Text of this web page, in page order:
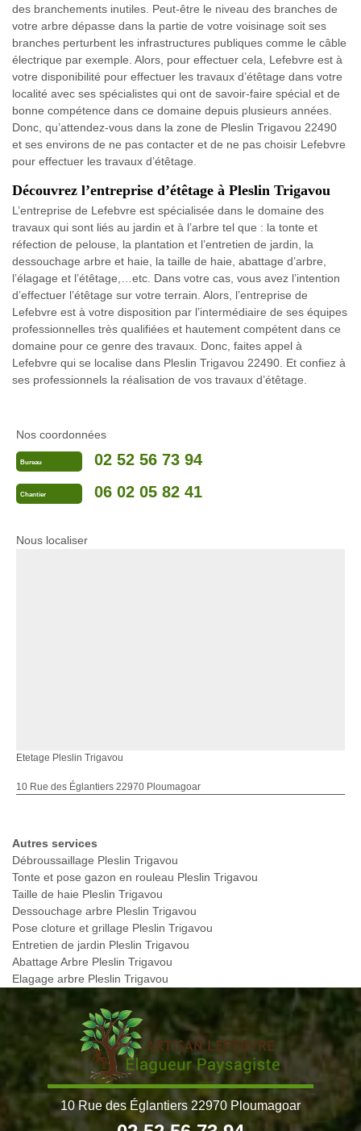
des branchements inutiles. Peut-être le niveau des branches de
votre arbre dépasse dans la partie de votre voisinage soit ses
branches perturbent les infrastructures publiques comme le câble
électrique par exemple. Alors, pour effectuer cela, Lefebvre est à
votre disponibilité pour effectuer les travaux d’étêtage dans votre
localité avec ses spécialistes qui ont de savoir-faire spécial et de
bonne compétence dans ce domaine depuis plusieurs années.
Donc, qu’attendez-vous dans la zone de Pleslin Trigavou 22490
et ses environs de ne pas contacter et de ne pas choisir Lefebvre
pour effectuer les travaux d’étêtage.
Découvrez l’entreprise d’étêtage à Pleslin Trigavou
L’entreprise de Lefebvre est spécialisée dans le domaine des
travaux qui sont liés au jardin et à l’arbre tel que : la tonte et
réfection de pelouse, la plantation et l’entretien de jardin, la
dessouchage arbre et haie, la taille de haie, abattage d’arbre,
l’élagage et l’étêtage,…etc. Dans votre cas, vous avez l’intention
d’effectuer l’étêtage sur votre terrain. Alors, l’entreprise de
Lefebvre est à votre disposition par l’intermédiaire de ses équipes
professionnelles très qualifiées et hautement compétent dans ce
domaine pour ce genre des travaux. Donc, faites appel à
Lefebvre qui se localise dans Pleslin Trigavou 22490. Et confiez à
ses professionnels la réalisation de vos travaux d’étêtage.
Nos coordonnées
Bureau 02 52 56 73 94
Chantier 06 02 05 82 41
Nous localiser
Etetage Pleslin Trigavou
10 Rue des Églantiers 22970 Ploumagoar
Autres services
Débroussaillage Pleslin Trigavou
Tonte et pose gazon en rouleau Pleslin Trigavou
Taille de haie Pleslin Trigavou
Dessouchage arbre Pleslin Trigavou
Pose cloture et grillage Pleslin Trigavou
Entretien de jardin Pleslin Trigavou
Abattage Arbre Pleslin Trigavou
Elagage arbre Pleslin Trigavou
10 Rue des Églantiers 22970 Ploumagoar